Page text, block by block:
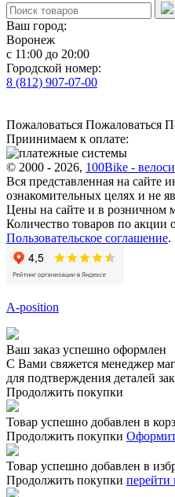
Ваш город:
Воронеж
с 11:00 до 20:00
Городской номер:
8 (812) 907-07-00
Пожаловаться Пожаловаться
Приинимаем к оплате:
© 2000 - 2026, 100Bike -
Вся представленная на сайте
ознакомительных целях и не
Цены на сайте и в розничном
Количество товаров по акции
Пользовательское соглашение.
A-position
Ваш заказ успешно оформлен
С Вами свяжется менеджер
для подтверждения деталей
Продолжить покупки
Товар успешно добавлен в
Продолжить покупки
Товар успешно добавлен в
Продолжить покупки перейти